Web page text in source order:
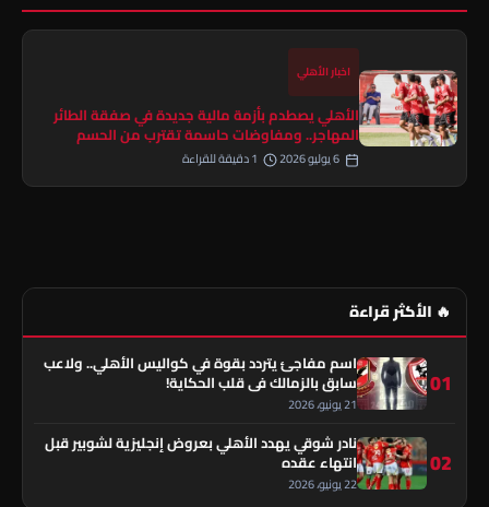
اخبار الأهلي
الأهلي يصطدم بأزمة مالية جديدة في صفقة الطائر
المهاجر.. ومفاوضات حاسمة تقترب من الحسم
🔥 الأكثر قراءة
01
اسم مفاجئ يتردد بقوة في كواليس الأهلي.. ولاعب
سابق بالزمالك في قلب الحكاية!
21 يونيو، 2026
02
نادر شوقي يهدد الأهلي بعروض إنجليزية لشوبير قبل
انتهاء عقده
22 يونيو، 2026